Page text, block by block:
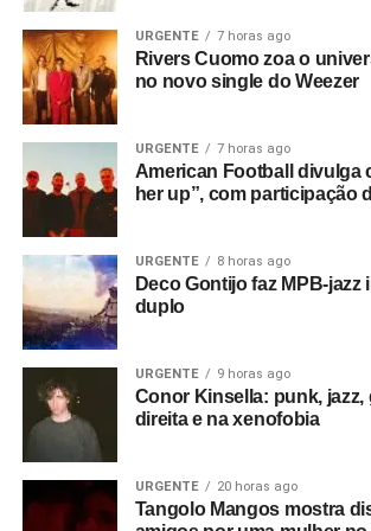
entre Kurt Cobain e Suzanne Vega, com
fala de estranhas presenças opressoras e
tristes. No final,Happiness is a placesoa
oração lisérgica, um som com clima bem
britpop e de bandas como Ride.
Gostou do texto? Seu apoio
Fantasma funcionando todo dia.
newslettere receba nossos
mail.
URGENTE 7 horas ago
Rivers Cuomo zoa o
no novo single do Weezer
URGENTE 7 horas ago
American Football divulga
her up”, com participação
URGENTE 8 horas ago
Deco Gontijo faz MPB-jazz
duplo
URGENTE 9 horas ago
Conor Kinsella: punk, jazz,
direita e na xenofobia
URGENTE 20 horas ago
Tangolo Mangos mostra